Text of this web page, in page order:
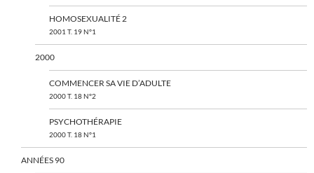
HOMOSEXUALITÉ 2
2001 T. 19 N°1
2000
COMMENCER SA VIE D’ADULTE
2000 T. 18 N°2
PSYCHOTHÉRAPIE
2000 T. 18 N°1
ANNÉES 90